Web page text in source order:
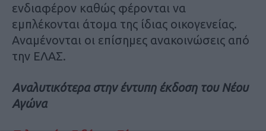
ενδιαφέρον καθώς φέρονται να
εμπλέκονται άτομα της ίδιας οικογενείας.
Αναμένονται οι επίσημες ανακοινώσεις από
την ΕΛΑΣ.
Aναλυτικότερα στην έντυπη έκδοση του Νέου
Αγώνα